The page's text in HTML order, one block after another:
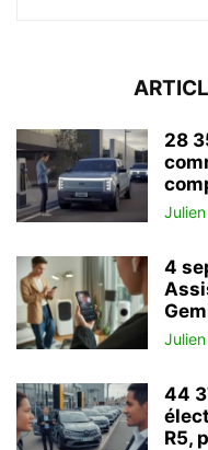
28
4
44
R5,